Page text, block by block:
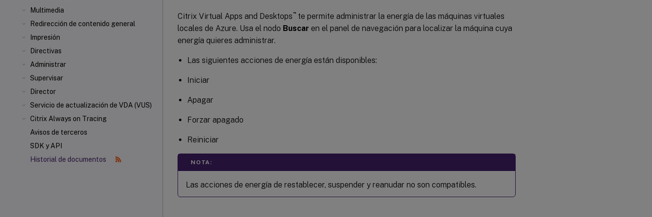
Multimedia
Redirección de contenido general
Impresión
Directivas
Administrar
Supervisar
Director
Servicio de actualización de VDA (VUS)
Citrix Always on Tracing
Avisos de terceros
SDK y API
Historial de documentos
Citrix Virtual Apps and Desktops ™
te permite administrar la energía de las máquinas virtuales
locales de Azure. Usa el nodo Buscar en el panel de navegación para localizar la máquina cuya
energía quieres administrar.
Las siguientes acciones de energía están disponibles:
Iniciar
Apagar
Forzar apagado
Reiniciar
NOTA:
Las acciones de energía de restablecer, suspender y reanudar no son compatibles.